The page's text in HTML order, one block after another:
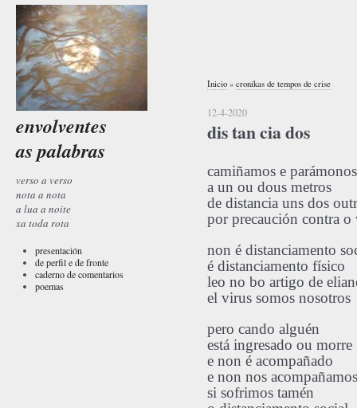
envolventes
as palabras
verso a verso
nota a nota
a lua a noite
xa toda rota
presentación
de perfil e de fronte
caderno de comentarios
poemas
Inicio » cronikas de tempos de crise
12-4-2020
dis tan cia dos
camiñamos e parámonos
a un ou dous metros
de distancia uns dos
por precaución contra o
non é distanciamento
é distanciamento físico
leo no bo artigo de
el virus somos nosotros
pero cando alguén
está ingresado ou morre
e non é acompañado
e non nos
si sofrimos tamén